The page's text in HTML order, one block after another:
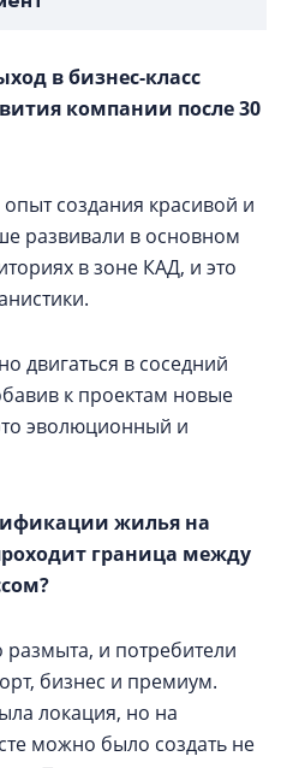
в бизнес-класс
компании после 30
создания красивой и
развивали в основном
в зоне КАД, и это
двигаться в соседний
к проектам новые
эволюционный и
жилья на
граница между
и потребители
бизнес и премиум.
локация, но на
можно было создать не